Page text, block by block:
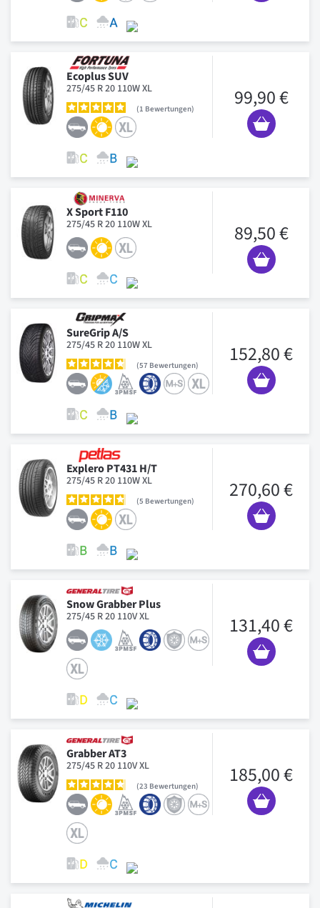
Ecoplus SUV
275/45 R 20 110W XL
1 Bewertungen 99,90 €
X Sport F110
275/45 R 20 110W XL 89,50 €
SureGrip A/S
275/45 R 20 110W XL
57 Bewertungen 152,80 €
Explero PT431 H/T
275/45 R 20 110W XL
5 Bewertungen 270,60 €
Snow Grabber Plus
275/45 R 20 110V XL 131,40 €
Grabber AT3
275/45 R 20 110V XL
23 Bewertungen 185,00 €